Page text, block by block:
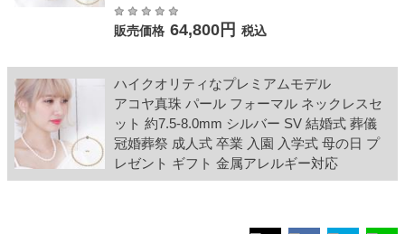
販売価格 64,800円 税込
ハイクオリティなプレミアムモデル
アコヤ真珠 パール フォーマル ネックレスセ
ット 約7.5-8.0mm シルバー SV 結婚式 葬儀
冠婚葬祭 成人式 卒業 入園 入学式 母の日 プ
レゼント ギフト 金属アレルギー対応